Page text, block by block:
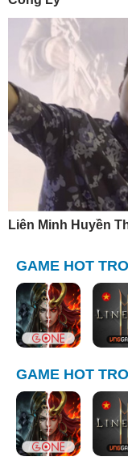
Liên Minh Huyền
GAME HOT
GAME HOT